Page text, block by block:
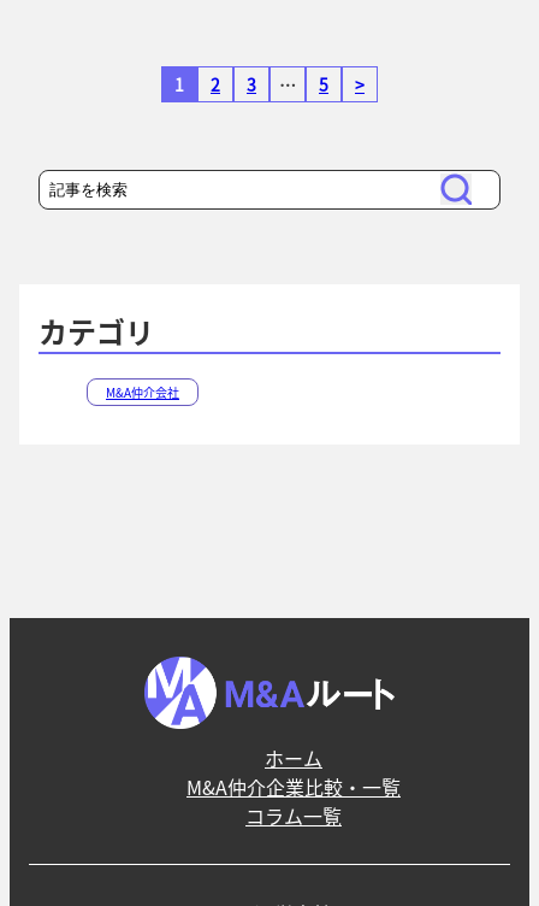
1 2 3 … 5 >
検
索
検
索
カテゴリ
M&A仲介会社
ホーム
M&A仲介企業比較・一覧
コラム一覧